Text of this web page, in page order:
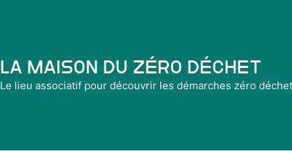
La Maison du Zéro Déchet
Le lieu associatif pour découvrir les démarches zéro